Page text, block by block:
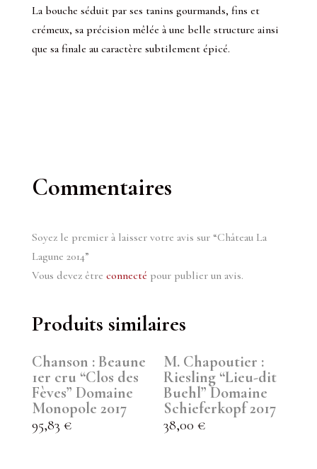
La bouche séduit par ses tanins gourmands, fins et
crémeux, sa précision mêlée à une belle structure ainsi
que sa finale au caractère subtilement épicé.
Commentaires
Soyez le premier à laisser votre avis sur “Château La
Lagune 2014”
Vous devez être connecté pour publier un avis.
Produits similaires
Chanson : Beaune
1er cru “Clos des
Fèves” Domaine
Monopole 2017
95,83 €
M. Chapoutier :
Riesling “Lieu-dit
Buehl” Domaine
Schieferkopf 2017
38,00€